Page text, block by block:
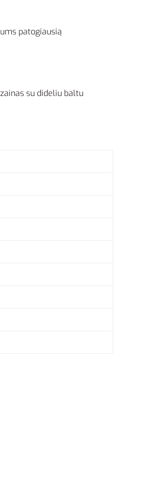
patogiausią
su dideliu baltu